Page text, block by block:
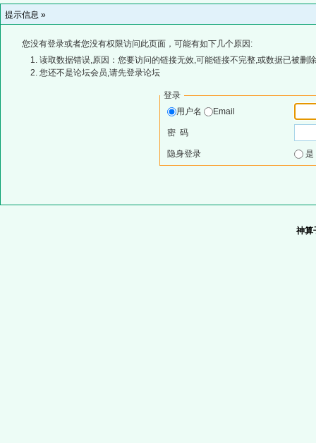
提示信息 »
您没有登录或者您没有权限访问此页面，可能有如下几个原因:
读取数据错误,原因：您要访问的链接无效,可能链接不完整,或数据已被删
您还不是论坛会员,请先登录论坛
登录
用户名
Email
密 码
隐身登录
神算